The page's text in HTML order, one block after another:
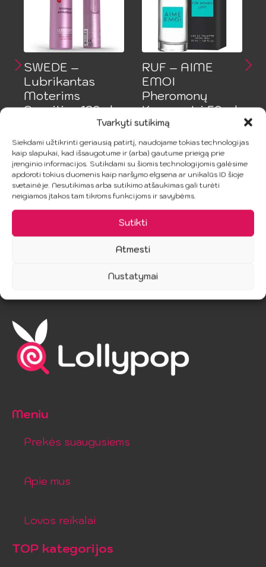
Tvarkyti sutikimą
Siekdami užtikrinti geriausią patirtį, naudojame tokias technologijas
kaip slapukai, kad išsaugotume ir (arba) gautume prieigą prie
įrenginio informacijos. Sutikdami su šiomis technologijomis galėsime
apdoroti tokius duomenis kaip naršymo elgsena ar unikalūs ID šioje
svetainėje. Nesutikimas arba sutikimo atšaukimas gali turėti
neigiamos įtakos tam tikroms funkcijoms ir savybėms.
Sutikti
Atmesti
Nustatymai
SWEDE –
Lubrikantas
Moterims
Sensitive 120ml
Į Krepšelį
RUF – AIME
EMOI
Pheromonų
Kvapas Jai 50 ml
17.99
Į Krepšelį
Meniu
Prekės suaugusiems
Apie mus
Lovos reikalai
TOP kategorijos